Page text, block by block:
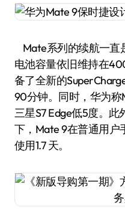
Mate系列的续航一直
电池容量依旧维持在
备了全新的
90分钟。同时，华为
三星S7 Edge低5度。
下，Mate 9在普通用户
使用1.7 天。